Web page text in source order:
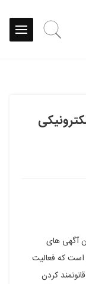
آگهی های
و کارهای مختلف ، بیش از ۳ سال است که فعالیت
کردن